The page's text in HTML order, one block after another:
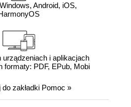
Android, iOS,
urządzeniach i aplikacjach
formaty: PDF, EPub, Mobi
zakładki Pomoc »